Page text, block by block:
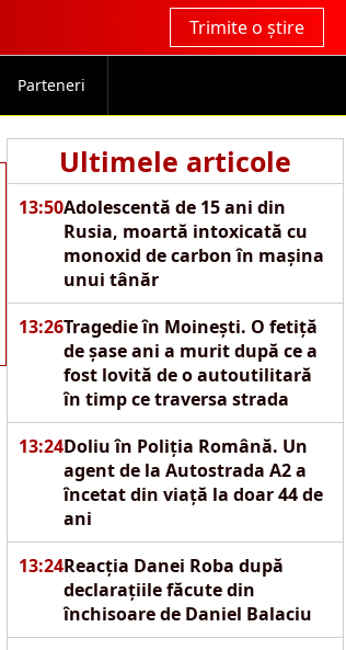
Trimite o știre
Parteneri
Ultimele articole
13:50Adolescentă de 15 ani din
Rusia, moartă intoxicată cu
monoxid de carbon în mașina
unui tânăr
13:26Tragedie în Moinești. O fetiță
de șase ani a murit după ce a
fost lovită de o autoutilitară
în timp ce traversa strada
13:24Doliu în Poliția Română. Un
agent de la Autostrada A2 a
încetat din viață la doar 44 de
ani
13:24Reacția Danei Roba după
declarațiile făcute din
închisoare de Daniel Balaciu